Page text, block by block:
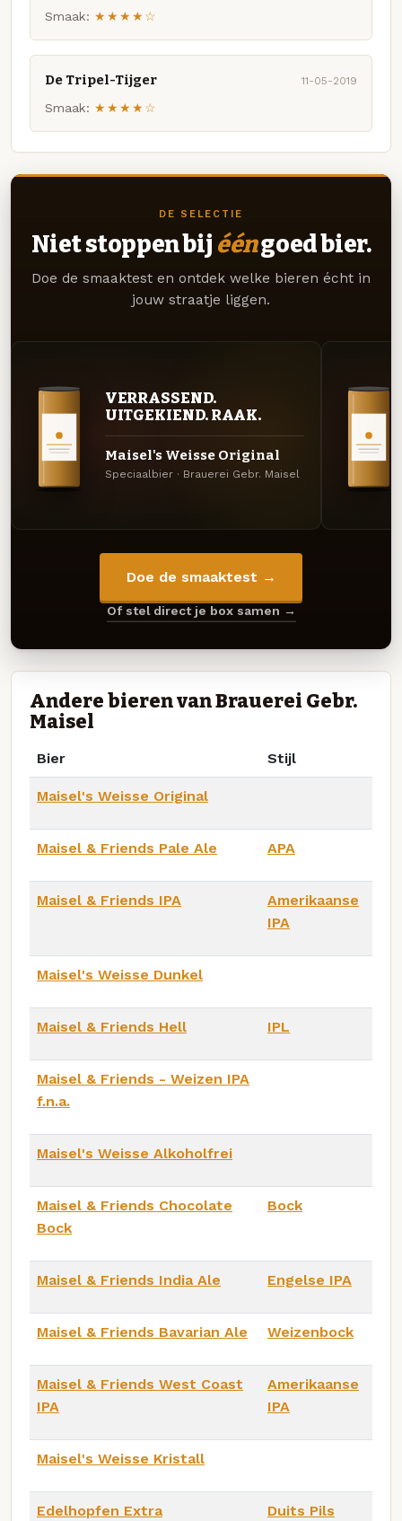
Smaak: ★★★★☆
De Tripel-Tijger 11-05-2019
Smaak: ★★★★☆
DE SELECTIE
Niet stoppen bij ééngoed bier.
Doe de smaaktest en ontdek welke bieren écht in
jouw straatje liggen.
VERRASSEND.
UITGEKIEND. RAAK.
Maisel's Weisse Original
Speciaalbier · Brauerei Gebr. Maisel
Doe de smaaktest →
Of stel direct je box samen →
Andere bieren van Brauerei Gebr.
Maisel
Bier Stijl
Maisel's Weisse Original
Maisel & Friends Pale Ale APA
Maisel & Friends IPA
Amerikaanse
IPA
Maisel's Weisse Dunkel
Maisel & Friends Hell IPL
Maisel & Friends - Weizen IPA
f.n.a.
Maisel's Weisse Alkoholfrei
Maisel & Friends Chocolate
Bock
Bock
Maisel & Friends India Ale Engelse IPA
Maisel & Friends Bavarian Ale Weizenbock
Maisel & Friends West Coast
IPA
Amerikaanse
IPA
Maisel's Weisse Kristall
Edelhopfen Extra Duits Pils